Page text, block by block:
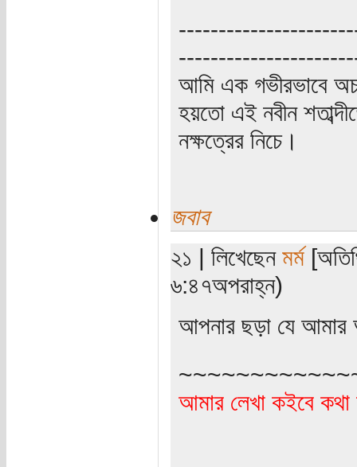
আমি এক গভীরভাবে
হয়তো এই নবীন
নক্ষত্রের নিচে।
জবাব
২১ | লিখেছেন মর্ম
৬:৪৭অপরাহ্ন)
আপনার ছড়া যে আমার
আমার লেখা কইবে